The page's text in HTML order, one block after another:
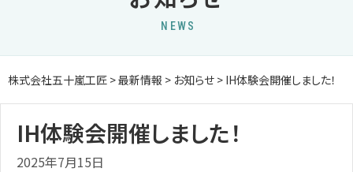
NEWS
株式会社五十嵐工匠 >最新情報 > お知らせ > IH体験会開催しました！
IH体験会開催しました！
2025年7月15日